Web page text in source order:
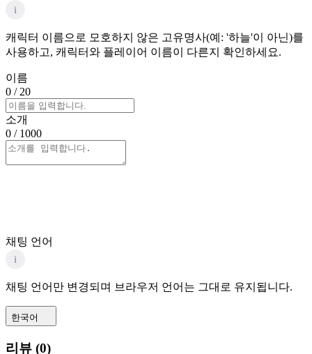
i
캐릭터 이름으로 모호하지 않은 고유명사(예: '하늘'이 아닌)를
사용하고, 캐릭터와 플레이어 이름이 다른지 확인하세요.
이름
0 / 20
소개
0 / 1000
채팅 언어
i
채팅 언어만 변경되며 브라우저 언어는 그대로 유지됩니다.
한국어
리뷰 (0)